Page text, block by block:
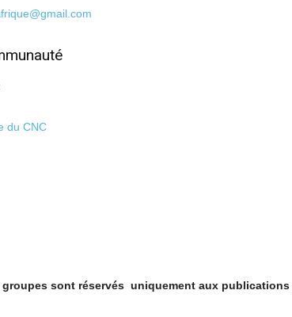
du CNC
groupes sont réservés uniquement aux